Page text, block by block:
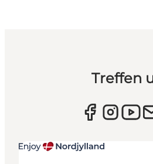
Treffen